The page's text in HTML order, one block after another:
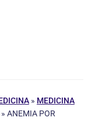
» MEDICINA
» ANEMIA POR